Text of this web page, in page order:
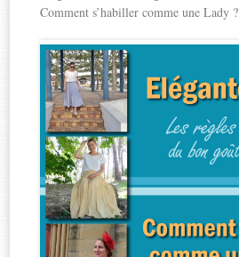
Comment s’habiller comme une Lady ?